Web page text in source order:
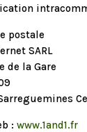
postale
SARL
de la Gare
: www.1and1.fr